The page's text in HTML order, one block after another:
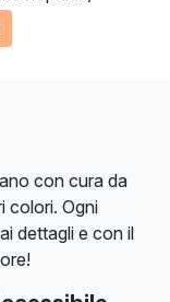
con cura da
colori. Ogni
dettagli e con il